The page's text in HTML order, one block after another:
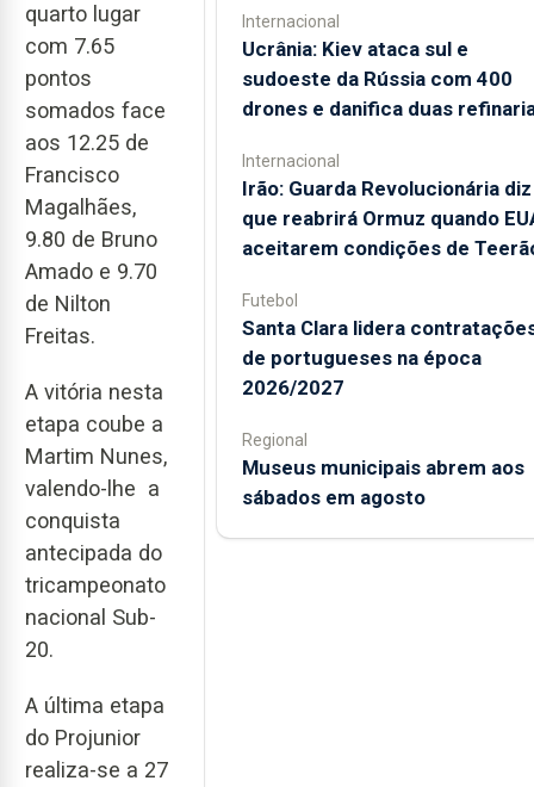
quarto lugar
com 7.65
pontos
somados face
aos 12.25 de
Francisco
Magalhães,
9.80 de Bruno
Amado e 9.70
de Nilton
Freitas.
A vitória nesta
etapa coube a
Martim Nunes,
valendo-lhe a
conquista
antecipada do
tricampeonato
nacional Sub-
20.
A última etapa
do Projunior
realiza-se a 27
Internacional
Ucrânia: Kiev ataca sul e
sudoeste da Rússia com 400
drones e danifica duas
Internacional
Irão: Guarda Revolucionária diz
que reabrirá Ormuz quando
aceitarem condições de
Futebol
Santa Clara lidera
de portugueses na época
2026/2027
Regional
Museus municipais abrem aos
sábados em agosto